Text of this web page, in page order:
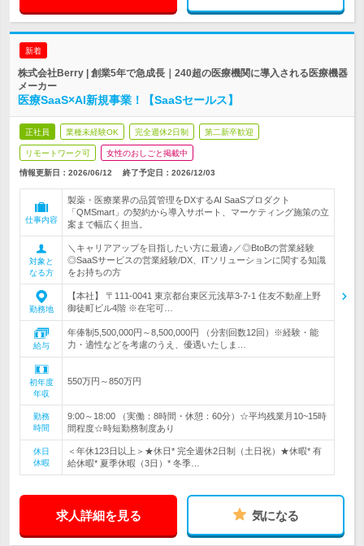
新着
株式会社Berry | 創業5年で急成長｜240超の医療機関に導入される医療機器
メーカー
医療SaaS×AI新規事業！【SaaSセールス】
正社員 業種未経験OK 完全週休2日制 第二新卒歓迎
リモートワーク可 女性のおしごと掲載中
情報更新日：2026/06/12 終了予定日： 2026/12/03
仕事内容
製薬・医療業界の品質管理をDXするAI SaaSプロダクト
「QMSmart」の契約から導入サポート、マーケティング施策の立
案まで幅広く担当。
対象と
なる方
＼キャリアアップを目指したい方に最適♪／◎BtoBの営業経験
◎SaaSサービスの営業経験/DX、ITソリューションに関する知識
をお持ちの方
勤務地
【本社】 〒111-0041 東京都台東区元浅草3-7-1 住友不動産上野
御徒町ビル4階 ※在宅可…
給与
年俸制5,500,000円～8,500,000円 （分割回数12回）※経験・能
力・適性などを考慮のうえ、優遇いたしま…
初年度
年収
550万円～850万円
勤務
時間
9:00～18:00 （実働：8時間・休憩：60分）☆平均残業月10~15時
間程度☆時短勤務制度あり
休日
休暇
＜年休123日以上＞★休日* 完全週休2日制（土日祝）★休暇* 有
給休暇* 夏季休暇（3日）* 冬季…
求人詳細を見る 気になる